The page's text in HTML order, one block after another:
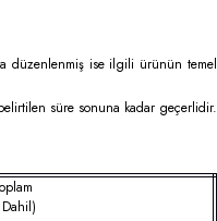
düzenlenmiş ise ilgili ürünün temel
süre sonuna kadar geçerlidir.